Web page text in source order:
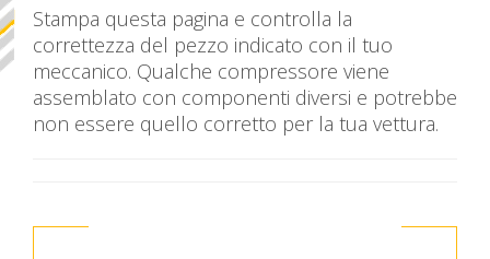
Stampa questa pagina e controlla la
correttezza del pezzo indicato con il tuo
meccanico. Qualche compressore viene
assemblato con componenti diversi e potrebbe
non essere quello corretto per la tua vettura.